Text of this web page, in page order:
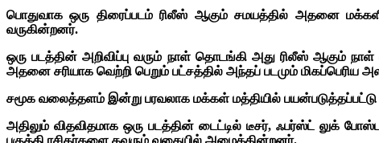
பொதுவாக ஒரு திரைப்படம் ரிலீஸ் ஆகும் சமயத்தில் அதனை
வருகின்றனர்.
ஒரு படத்தின் அறிவிப்பு வரும் நாள் தொடங்கி அது ரிலீஸ் ஆகும்
அதனை சரியாக வெற்றி பெறும் பட்சத்தில் அந்தப் படமும் மிகப்பெரிய
சமூக வலைத்தளம் இன்று பரவலாக மக்கள் மத்தியில் பயன்படுத்தப்பட்டு
அதிலும் விதவிதமாக ஒரு படத்தின் டைட்டில் டீசர், ஃபர்ஸ்ட் லுக்
புகுத்தி ரசிகர்களை கவரும் வகையில் அமைக்கின்றனர்.